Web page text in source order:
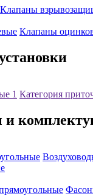
Клапаны
Клапаны
1 Категория
и